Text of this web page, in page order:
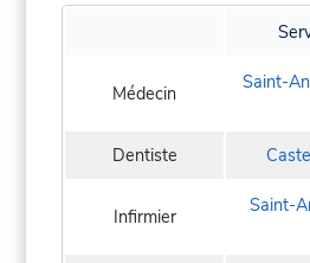
Médecin Saint-
Dentiste
Infirmier Saint-